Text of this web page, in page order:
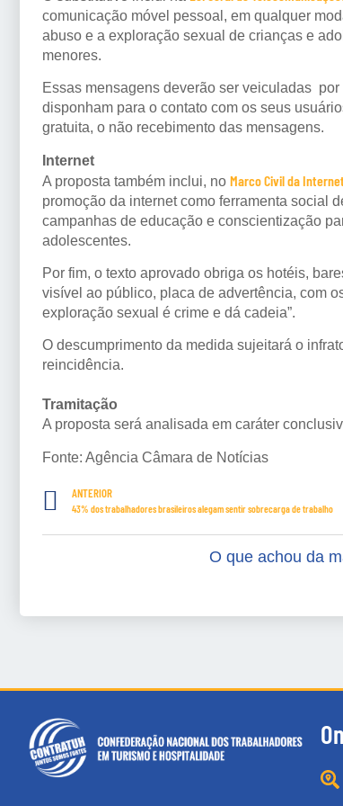
comunicação móvel pessoal, em qualquer
abuso e a exploração sexual de crianças e
menores.
Essas mensagens deverão ser veiculadas
disponham para o contato com os seus
gratuita, o não recebimento das mensagens.
Internet
A proposta também inclui, no Marco Civil da
promoção da internet como ferramenta social
campanhas de educação e conscientização
adolescentes.
Por fim, o texto aprovado obriga os hotéis,
visível ao público, placa de advertência, com
exploração sexual é crime e dá cadeia”.
O descumprimento da medida sujeitará o
reincidência.
Tramitação
A proposta será analisada em caráter
Fonte: Agência Câmara de Notícias
ANTERIOR
43% dos trabalhadores brasileiros alegam sentir sobrecarga de trabalho
O que achou da